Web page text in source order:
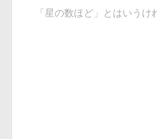
「星の数ほど」とはいうけ